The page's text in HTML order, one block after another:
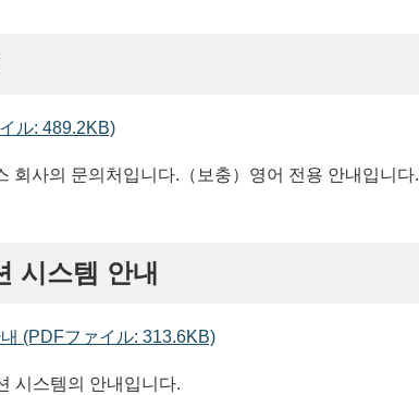
ル: 489.2KB)
회사의 문의처입니다.（보충）영어 전용 안내입니다.
시스템 안내
(PDFファイル: 313.6KB)
시스템의 안내입니다.